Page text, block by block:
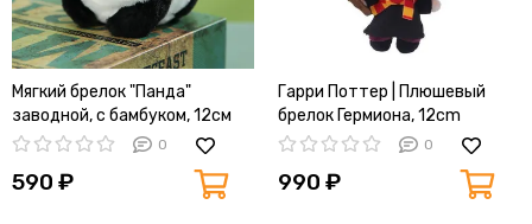
Мягкий брелок "Панда"
заводной, с бамбуком, 12см
0
590 ₽
Гарри Поттер | Плюшевый
брелок Гермиона, 12cm
0
990 ₽